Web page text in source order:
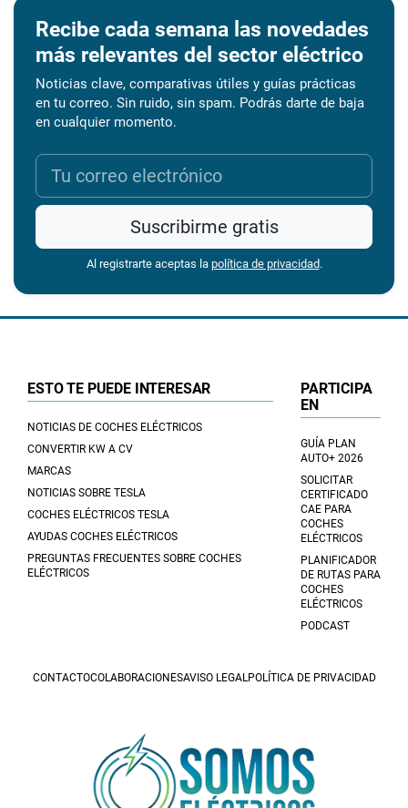
Recibe cada semana las novedades
más relevantes del sector eléctrico
Noticias clave, comparativas útiles y guías prácticas
en tu correo. Sin ruido, sin spam. Podrás darte de baja
en cualquier momento.
Suscribirme gratis
Al registrarte aceptas la política de privacidad.
ESTO TE PUEDE INTERESAR
NOTICIAS DE COCHES ELÉCTRICOS
CONVERTIR KW A CV
MARCAS
NOTICIAS SOBRE TESLA
COCHES ELÉCTRICOS TESLA
AYUDAS COCHES ELÉCTRICOS
PREGUNTAS FRECUENTES SOBRE COCHES
ELÉCTRICOS
PARTICIPA
EN
GUÍA PLAN
AUTO+ 2026
SOLICITAR
CERTIFICADO
CAE PARA
COCHES
ELÉCTRICOS
PLANIFICADOR
DE RUTAS PARA
COCHES
ELÉCTRICOS
PODCAST
CONTACTOCOLABORACIONESAVISO LEGALPOLÍTICA DE PRIVACIDAD